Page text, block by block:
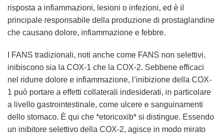
risposta a infiammazioni, lesioni o infezioni, ed è il
principale responsabile della produzione di prostaglandine
che causano dolore, infiammazione e febbre.
I FANS tradizionali, noti anche come FANS non selettivi,
inibiscono sia la COX-1 che la COX-2. Sebbene efficaci
nel ridurre dolore e infiammazione, l’inibizione della COX-
1 può portare a effetti collaterali indesiderati, in particolare
a livello gastrointestinale, come ulcere e sanguinamenti
dello stomaco. È qui che *etoricoxib* si distingue. Essendo
un inibitore selettivo della COX-2, agisce in modo mirato